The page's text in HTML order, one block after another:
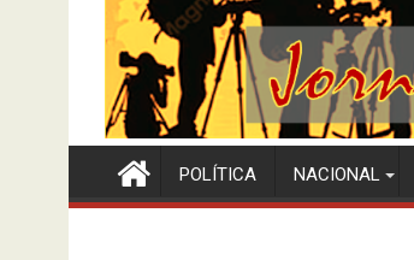
POLÍTICA NACIONAL